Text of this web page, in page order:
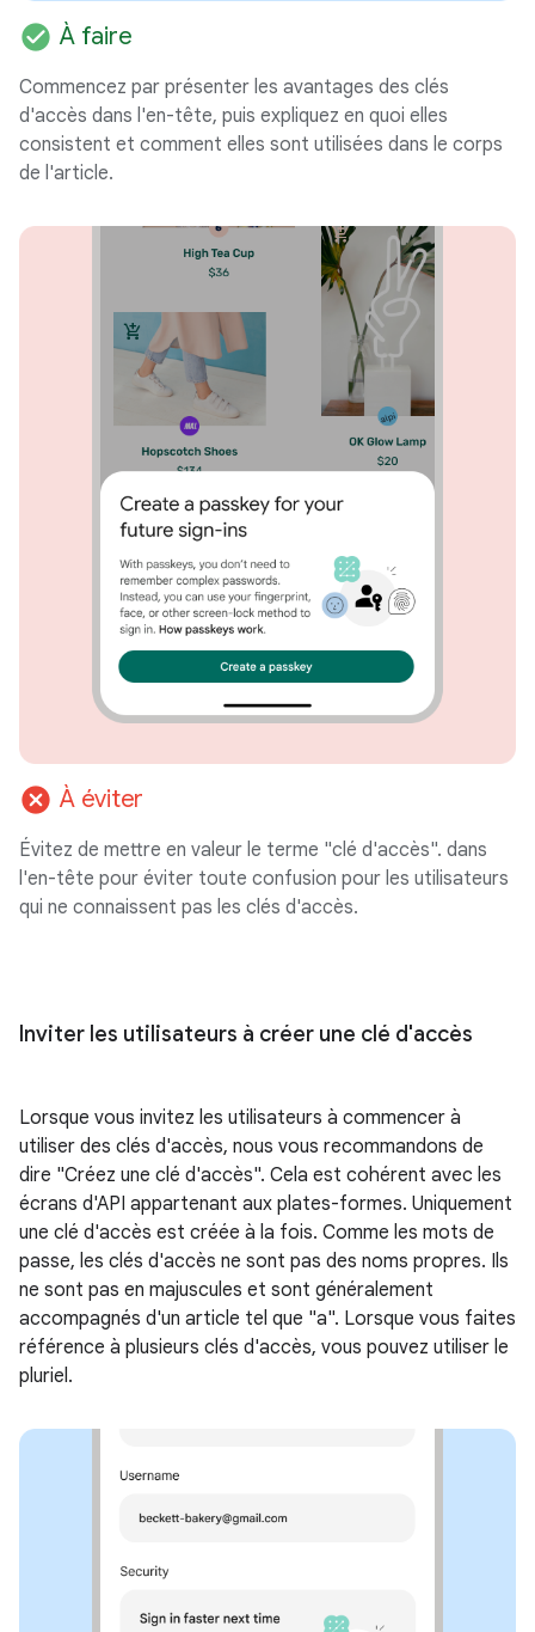
check_circle À faire
Commencez par présenter les avantages des clés
d'accès dans l'en-tête, puis expliquez en quoi elles
consistent et comment elles sont utilisées dans le corps
de l'article.
cancel À éviter
Évitez de mettre en valeur le terme "clé d'accès". dans
l'en-tête pour éviter toute confusion pour les utilisateurs
qui ne connaissent pas les clés d'accès.
Inviter les utilisateurs à créer une clé d'accès
Lorsque vous invitez les utilisateurs à commencer à
utiliser des clés d'accès, nous vous recommandons de
dire "Créez une clé d'accès". Cela est cohérent avec les
écrans d'API appartenant aux plates-formes. Uniquement
une clé d'accès est créée à la fois. Comme les mots de
passe, les clés d'accès ne sont pas des noms propres. Ils
ne sont pas en majuscules et sont généralement
accompagnés d'un article tel que "a". Lorsque vous faites
référence à plusieurs clés d'accès, vous pouvez utiliser le
pluriel.